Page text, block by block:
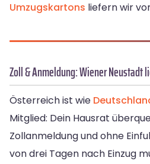
Umzugskartons liefern wir
Zoll & Anmeldung: Wiener Neustadt
Österreich ist wie
Mitglied: Dein Hausrat
Zollanmeldung und ohne
von drei Tagen nach Einzug